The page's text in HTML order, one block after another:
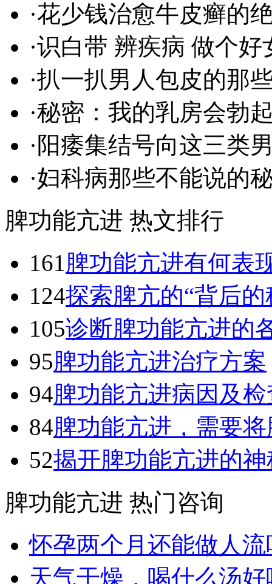
·花少钱治愈牛皮癣的
·识白带 辨疾病 做个好
·扒一扒男人包皮的那
·秘密：我的乳房会勃
· 阳痿集结号向这三类
·妇科病那些不能说的
脾功能亢进 热文排行
161脾功能亢进有何表
124探索脾亢的“背后的
105诊断脾功能亢进的
95脾功能亢进治疗方案
94脾功能亢进病因及检
84脾功能亢进，需要
52揭开脾功能亢进的神
脾功能亢进 热门咨询
怀孕两个月还能做人流
天气干燥，喝什么汤好